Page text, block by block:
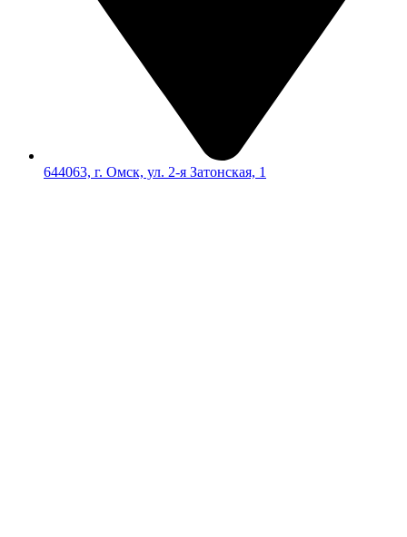
644063, г. Омск, ул. 2-я Затонская, 1